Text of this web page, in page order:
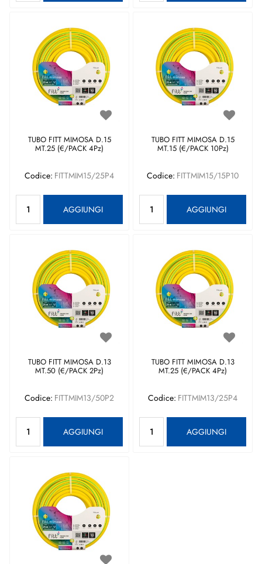
TUBO FITT MIMOSA D.15
MT.25 (€/PACK 4Pz)
Codice: FITTMIM15/25P4
AGGIUNGI
TUBO FITT MIMOSA D.15
MT.15 (€/PACK 10Pz)
Codice: FITTMIM15/15P10
AGGIUNGI
TUBO FITT MIMOSA D.13
MT.50 (€/PACK 2Pz)
Codice: FITTMIM13/50P2
AGGIUNGI
TUBO FITT MIMOSA D.13
MT.25 (€/PACK 4Pz)
Codice: FITTMIM13/25P4
AGGIUNGI